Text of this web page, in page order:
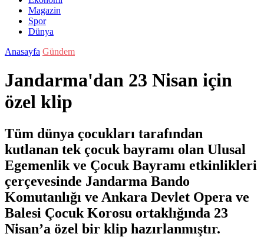
Magazin
Spor
Dünya
Anasayfa Gündem
Jandarma'dan 23 Nisan için
özel klip
Tüm dünya çocukları tarafından
kutlanan tek çocuk bayramı olan Ulusal
Egemenlik ve Çocuk Bayramı etkinlikleri
çerçevesinde Jandarma Bando
Komutanlığı ve Ankara Devlet Opera ve
Balesi Çocuk Korosu ortaklığında 23
Nisan’a özel bir klip hazırlanmıştır.